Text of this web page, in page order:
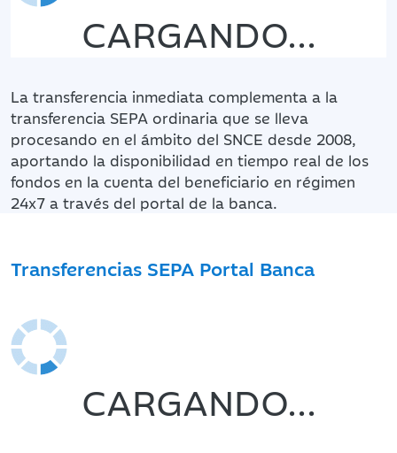
CARGANDO...
La transferencia inmediata complementa a la
transferencia SEPA ordinaria que se lleva
procesando en el ámbito del SNCE desde 2008,
aportando la disponibilidad en tiempo real de los
fondos en la cuenta del beneficiario en régimen
24x7 a través del portal de la banca.
Transferencias SEPA Portal Banca
CARGANDO...